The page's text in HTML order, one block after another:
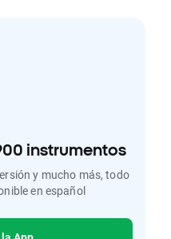
instrumentos
y mucho más, todo
en español